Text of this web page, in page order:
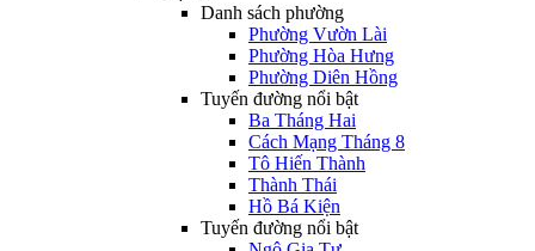
Danh sách phường
Phường Vườn Lài
Phường Hòa Hưng
Phường Diên Hồng
Tuyến đường nổi bật
Ba Tháng Hai
Cách Mạng Tháng 8
Tô Hiến Thành
Thành Thái
Hồ Bá Kiện
Tuyến đường nổi bật